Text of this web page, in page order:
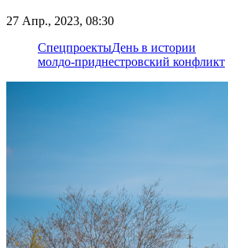
27 Апр., 2023, 08:30
СпецпроектыДень в истории
молдо-приднестровский конфликт